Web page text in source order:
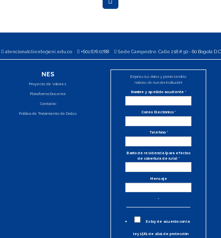
atencionalcliente@cni.edu.co +601 676 0788 Sede Campestre: Calle 218 # 50 - 60 Bogotá D.C
NES
Proyecto de Valores
Plataforma Docente
Contacto
Política de Tratamiento de Datos
¡Dejanos tus datos y pronto tendrás
noticias de nuestra Institución!
Nombre y apellido acudiente *
Correo Electrónico *
Teléfono *
Barrio de residencia (para efectos
de cobertura de ruta) *
Mensaje
*
Estoy de acuerdo con la
ley 1581 de 2021 de protección